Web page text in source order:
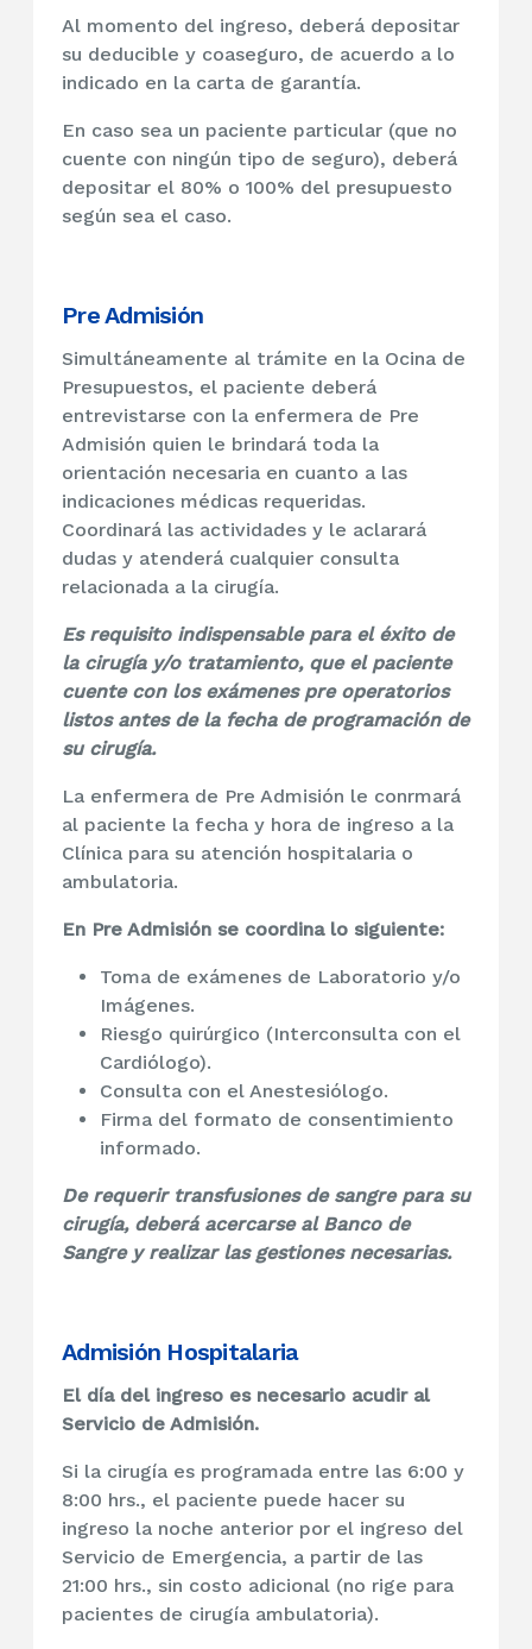
Al momento del ingreso, deberá depositar
su deducible y coaseguro, de acuerdo a lo
indicado en la carta de garantía.
En caso sea un paciente particular (que no
cuente con ningún tipo de seguro), deberá
depositar el 80% o 100% del presupuesto
según sea el caso.
Pre Admisión
Simultáneamente al trámite en la Ocina de
Presupuestos, el paciente deberá
entrevistarse con la enfermera de Pre
Admisión quien le brindará toda la
orientación necesaria en cuanto a las
indicaciones médicas requeridas.
Coordinará las actividades y le aclarará
dudas y atenderá cualquier consulta
relacionada a la cirugía.
Es requisito indispensable para el éxito de
la cirugía y/o tratamiento, que el paciente
cuente con los exámenes pre operatorios
listos antes de la fecha de programación de
su cirugía.
La enfermera de Pre Admisión le conrmará
al paciente la fecha y hora de ingreso a la
Clínica para su atención hospitalaria o
ambulatoria.
En Pre Admisión se coordina lo siguiente:
Toma de exámenes de Laboratorio y/o
Imágenes.
Riesgo quirúrgico (Interconsulta con el
Cardiólogo).
Consulta con el Anestesiólogo.
Firma del formato de consentimiento
informado.
De requerir transfusiones de sangre para su
cirugía, deberá acercarse al Banco de
Sangre y realizar las gestiones necesarias.
Admisión Hospitalaria
El día del ingreso es necesario acudir al
Servicio de Admisión.
Si la cirugía es programada entre las 6:00 y
8:00 hrs., el paciente puede hacer su
ingreso la noche anterior por el ingreso del
Servicio de Emergencia, a partir de las
21:00 hrs., sin costo adicional (no rige para
pacientes de cirugía ambulatoria).